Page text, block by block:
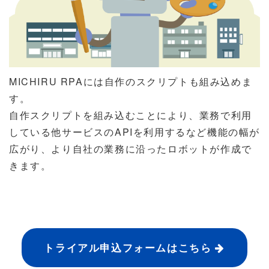
MICHIRU RPAには自作のスクリプトも組み込めま
す。
自作スクリプトを組み込むことにより、業務で利用
している他サービスのAPIを利用するなど機能の幅が
広がり、より自社の業務に沿ったロボットが作成で
きます。
トライアル申込フォームはこちら